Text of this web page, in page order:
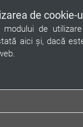
de cookie-
de
aici și, dacă